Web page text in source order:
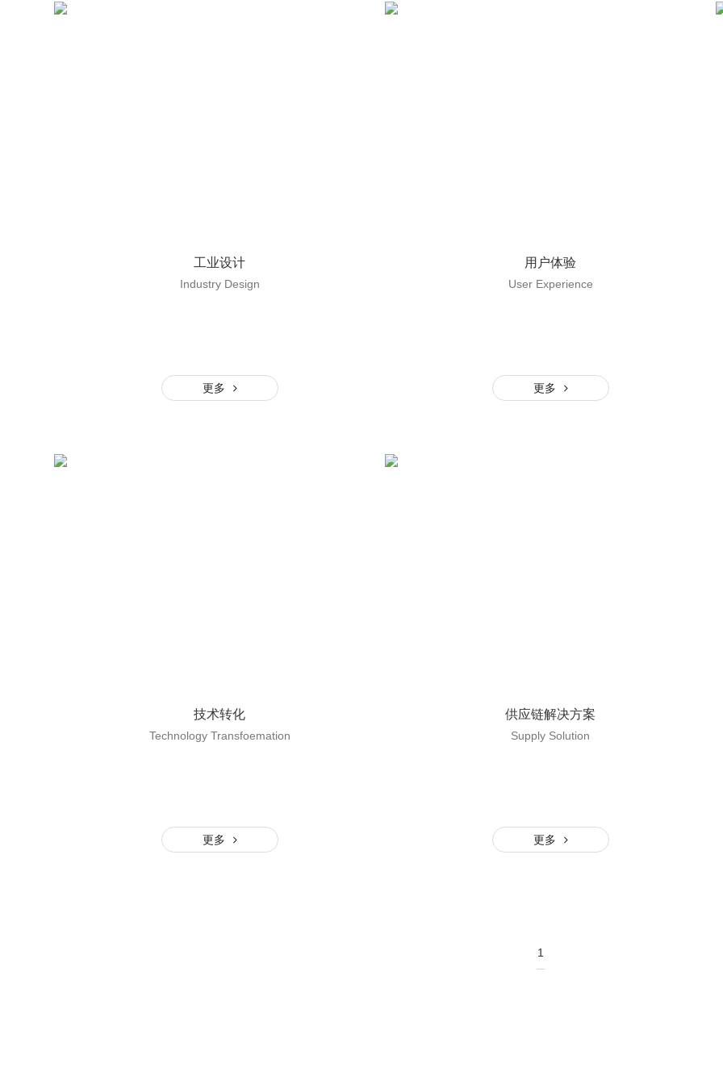
工业设计
Industry Design
更多
用户体验
User Experience
更多
技术转化
Technology Transfoemation
更多
供应链解决方案
Supply Solution
更多
1